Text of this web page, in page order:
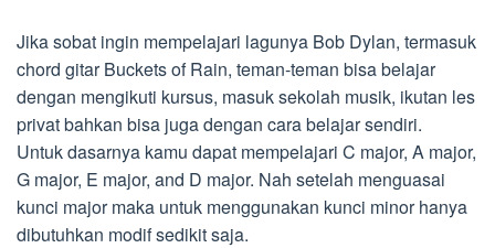
Jika sobat ingin mempelajari lagunya Bob Dylan, termasuk
chord gitar Buckets of Rain, teman-teman bisa belajar
dengan mengikuti kursus, masuk sekolah musik, ikutan les
privat bahkan bisa juga dengan cara belajar sendiri.
Untuk dasarnya kamu dapat mempelajari C major, A major,
G major, E major, and D major. Nah setelah menguasai
kunci major maka untuk menggunakan kunci minor hanya
dibutuhkan modif sedikit saja.